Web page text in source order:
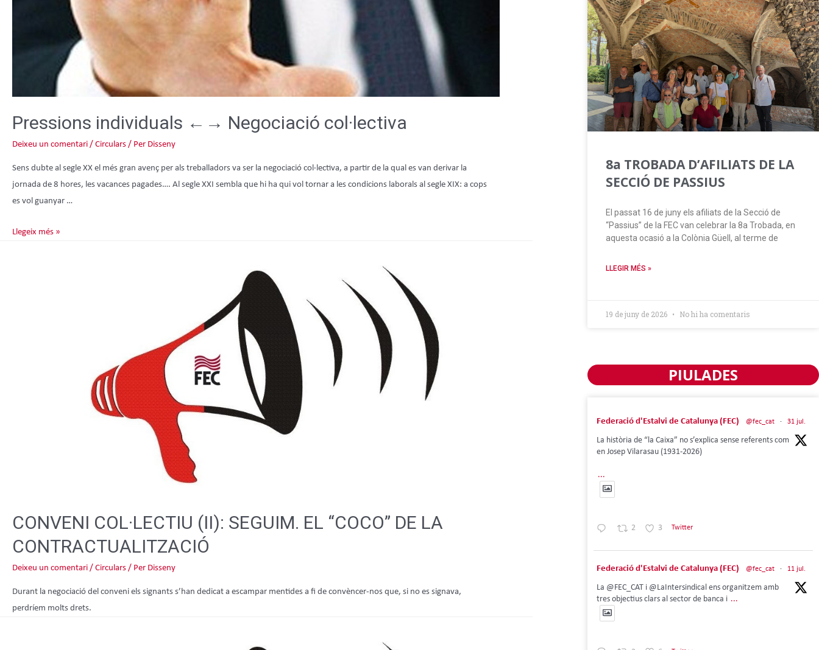
Pressions individuals ←→ Negociació col·lectiva
Deixeu un comentari / Circulars / Per Disseny
Sens dubte al segle XX el més gran avenç per als treballadors va ser la negociació col·lectiva, a partir de la qual es van derivar la
jornada de 8 hores, les vacances pagades…. Al segle XXI sembla que hi ha qui vol tornar a les condicions laborals al segle XIX: a cops
es vol guanyar …
Llegeix més »
CONVENI COL·LECTIU (II): SEGUIM. EL “COCO” DE LA
CONTRACTUALITZACIÓ
Deixeu un comentari / Circulars / Per Disseny
Durant la negociació del conveni els signants s’han dedicat a escampar mentides a fi de convèncer-nos que, si no es signava,
perdríem molts drets.
8a TROBADA D’AFILIATS DE LA
SECCIÓ DE PASSIUS
El passat 16 de juny els afiliats de la Secció de
“Passius” de la FEC van celebrar la 8a Trobada, en
aquesta ocasió a la Colònia Güell, al terme de
LLEGIR MÉS »
19 de juny de 2026 No hi ha comentaris
PIULADES
Federació d'Estalvi de Catalunya (FEC) @fec_cat · 31 jul.
La història de “la Caixa” no s’explica sense referents com
en Josep Vilarasau (1931-2026)
...
2 3 Twitter
Federació d'Estalvi de Catalunya (FEC) @fec_cat · 11 jul.
La @FEC_CAT i @LaIntersindical ens organitzem amb
tres objectius clars al sector de banca i ...